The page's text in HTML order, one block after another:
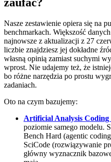
zaufać?
Nasze zestawienie opiera się na
benchmarkach. Większość
najnowsze z aktualizacji z 27
liczbie znajdziesz jej dokładne
własną opinią zamiast suchymi
wprost. Nie udajemy też, że
bo różne narzędzia po prostu
zadaniach.
Oto na czym bazujemy:
Artificial Analysis Coding
poziomie samego modelu.
Bench Hard (agentic
SciCode (rozwiązywanie
główny wyznacznik